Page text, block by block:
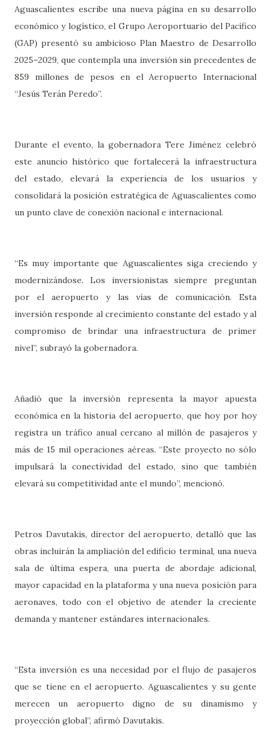
Aguascalientes escribe una nueva página en su desarrollo
económico y logístico, el Grupo Aeroportuario del Pacífico
(GAP) presentó su ambicioso Plan Maestro de Desarrollo
2025–2029, que contempla una inversión sin precedentes de
859 millones de pesos en el Aeropuerto Internacional
“Jesús Terán Peredo”.
Durante el evento, la gobernadora Tere Jiménez celebró
este anuncio histórico que fortalecerá la infraestructura
del estado, elevará la experiencia de los usuarios y
consolidará la posición estratégica de Aguascalientes como
un punto clave de conexión nacional e internacional.
“Es muy importante que Aguascalientes siga creciendo y
modernizándose. Los inversionistas siempre preguntan
por el aeropuerto y las vías de comunicación. Esta
inversión responde al crecimiento constante del estado y al
compromiso de brindar una infraestructura de primer
nivel”, subrayó la gobernadora.
Añadió que la inversión representa la mayor apuesta
económica en la historia del aeropuerto, que hoy por hoy
registra un tráfico anual cercano al millón de pasajeros y
más de 15 mil operaciones aéreas. “Este proyecto no sólo
impulsará la conectividad del estado, sino que también
elevará su competitividad ante el mundo”, mencionó.
Petros Davutakis, director del aeropuerto, detalló que las
obras incluirán la ampliación del edificio terminal, una nueva
sala de última espera, una puerta de abordaje adicional,
mayor capacidad en la plataforma y una nueva posición para
aeronaves, todo con el objetivo de atender la creciente
demanda y mantener estándares internacionales.
“Esta inversión es una necesidad por el flujo de pasajeros
que se tiene en el aeropuerto. Aguascalientes y su gente
merecen un aeropuerto digno de su dinamismo y
proyección global”, afirmó Davutakis.